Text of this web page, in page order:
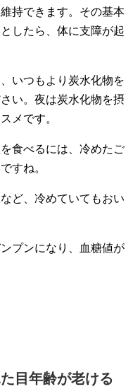
持できます。その基本
したら、体に支障が起
いつもより炭水化物を
い。夜は炭水化物を摂
メです。
食べるには、冷めたご
すね。
ど、冷めていてもおい
プンになり、血糖値が
目年齢が老ける